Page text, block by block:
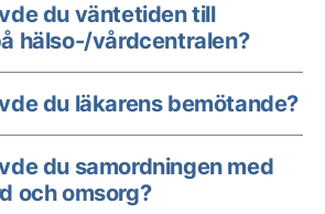
du väntetiden till
hälso-/vårdcentralen?
du läkarens bemötande?
du samordningen med
och omsorg?